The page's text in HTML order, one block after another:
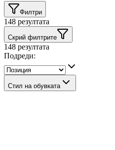
Филтри
148 резултата
Скрий филтрите
148 резултата
Подреди:
Стил на обувката